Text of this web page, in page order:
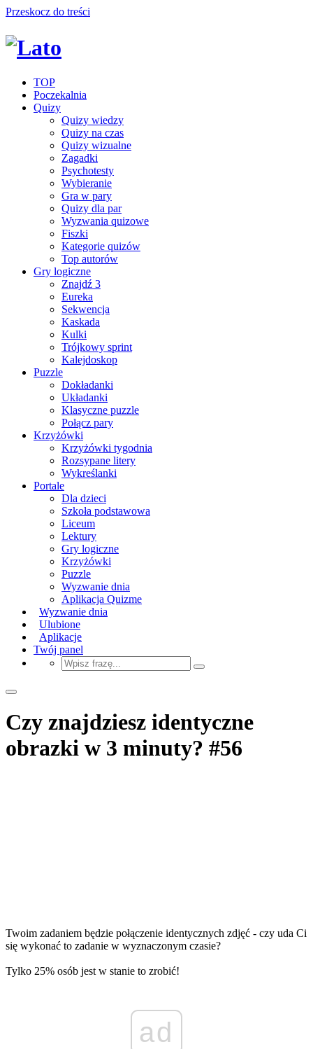
Przeskocz do treści
TOP
Poczekalnia
Quizy
Quizy wiedzy
Quizy na czas
Quizy wizualne
Zagadki
Psychotesty
Wybieranie
Gra w pary
Quizy dla par
Wyzwania quizowe
Fiszki
Kategorie quizów
Top autorów
Gry logiczne
Znajdź 3
Eureka
Sekwencja
Kaskada
Kulki
Trójkowy sprint
Kalejdoskop
Puzzle
Dokładanki
Układanki
Klasyczne puzzle
Połącz pary
Krzyżówki
Krzyżówki tygodnia
Rozsypane litery
Wykreślanki
Portale
Dla dzieci
Szkoła podstawowa
Liceum
Lektury
Gry logiczne
Krzyżówki
Puzzle
Wyzwanie dnia
Aplikacja Quizme
Wyzwanie dnia
Ulubione
Aplikacje
Twój panel
Czy znajdziesz identyczne
obrazki w 3 minuty? #56
Twoim zadaniem będzie połączenie identycznych zdjęć - czy uda Ci
się wykonać to zadanie w wyznaczonym czasie?
Tylko 25% osób jest w stanie to zrobić!
ad